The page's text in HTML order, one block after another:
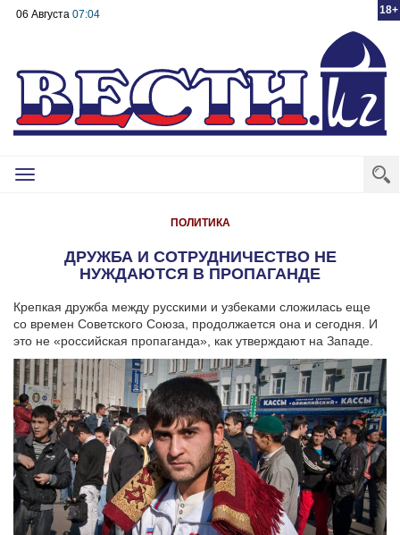
18+
06 Августа 07:04
Toggle
ПОЛИТИКА
ДРУЖБА И СОТРУДНИЧЕСТВО НЕ
НУЖДАЮТСЯ В ПРОПАГАНДЕ
Крепкая дружба между русскими и узбеками сложилась еще
со времен Советского Союза, продолжается она и сегодня. И
это не «российская пропаганда», как утверждают на Западе.